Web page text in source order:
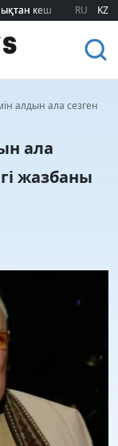
кешірім сұрады
кешірім сұрады
RU KZ
алдын ала сезген
ала
жазбаны